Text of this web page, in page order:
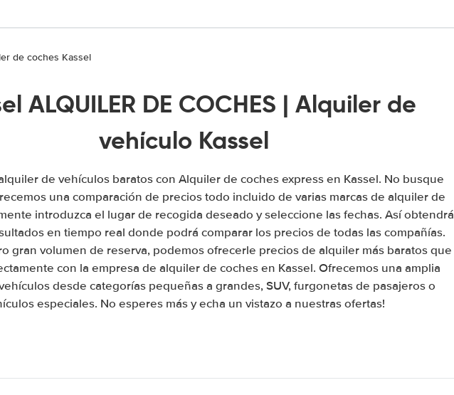
de coches Kassel
ALQUILER DE COCHES | Alquiler de
vehículo Kassel
de vehículos baratos con Alquiler de coches express en Kassel. No busque
una comparación de precios todo incluido de varias marcas de alquiler de
introduzca el lugar de recogida deseado y seleccione las fechas. Así obtendrá
en tiempo real donde podrá comparar los precios de todas las compañías.
gran volumen de reserva, podemos ofrecerle precios de alquiler más baratos que
con la empresa de alquiler de coches en Kassel. Ofrecemos una amplia
desde categorías pequeñas a grandes, SUV, furgonetas de pasajeros o
especiales. No esperes más y echa un vistazo a nuestras ofertas!